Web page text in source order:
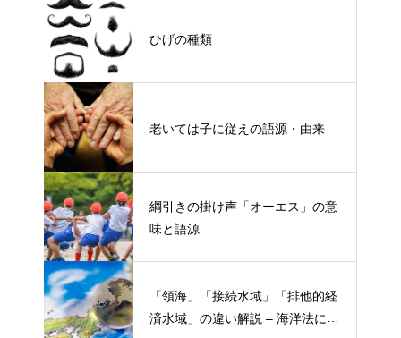
ひげの種類
老いては子に従えの語源・由来
綱引きの掛け声「オーエス」の意
味と語源
「領海」「接続水域」「排他的経
済水域」の違い解説 – 海洋法にお